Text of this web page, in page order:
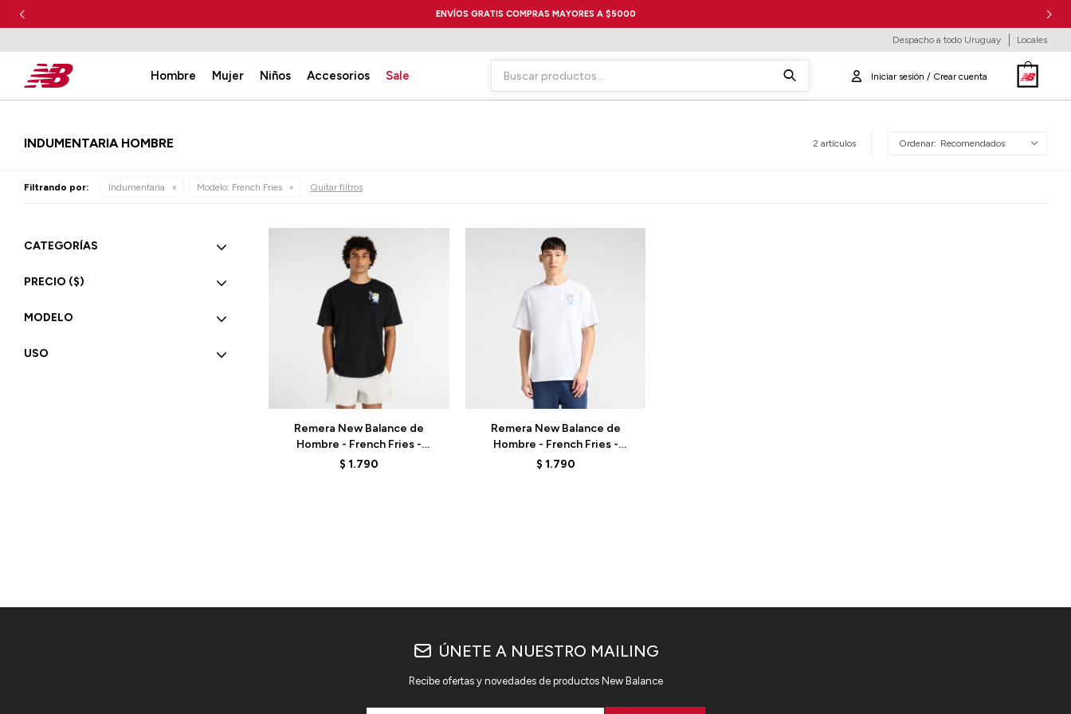
ENVÍOS GRATIS COMPRAS MAYORES A $5000
Hombre Mujer Niños Accesorios Sale
Despacho a todo Uruguay Locales
INDUMENTARIA HOMBRE 2 artículos Recomendados
Filtrando por: Indumentaria Modelo: French Fries Quitar filtros
Remera New Balance de
Hombre - French Fries -
MT61I5BMBK - BLACK
$ 1.790
Remera New Balance de
Hombre - French Fries -
MT61I5BMWT - WHITE
$ 1.790
CATEGORÍAS
PRECIO ($)
MODELO
USO
ÚNETE A NUESTRO MAILING
Recibe ofertas y novedades de productos New Balance